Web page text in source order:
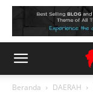
Beranda DAERAH